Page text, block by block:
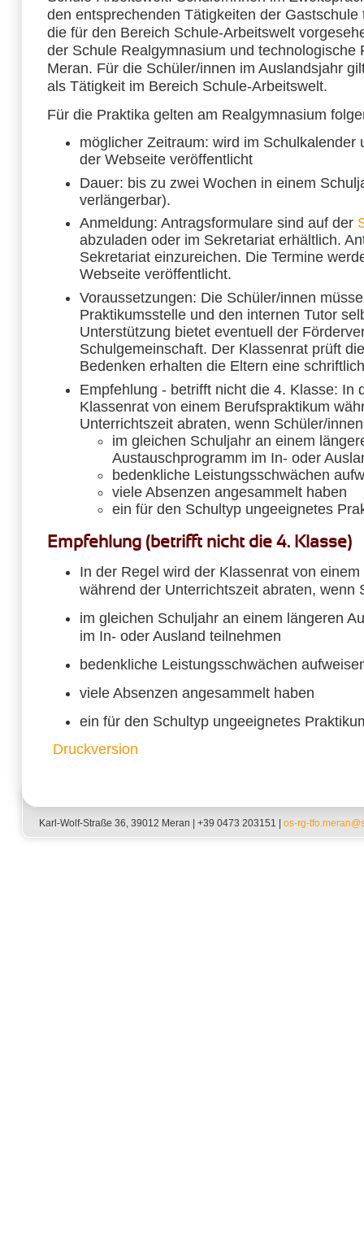
den entsprechenden Tätigkeiten der Gastschule
die für den Bereich Schule-Arbeitswelt
der Schule Realgymnasium und technologische
Meran. Für die Schüler/innen im Auslandsjahr
als Tätigkeit im Bereich Schule-Arbeitswelt.
Für die Praktika gelten am Realgymnasium
möglicher Zeitraum: wird im Schulkalender
der Webseite veröffentlicht
Dauer: bis zu zwei Wochen in einem
verlängerbar).
Anmeldung: Antragsformulare sind auf der
abzuladen oder im Sekretariat erhältlich.
Sekretariat einzureichen. Die Termine
Webseite veröffentlicht.
Voraussetzungen: Die Schüler/innen
Praktikumsstelle und den internen Tutor
Unterstützung bietet eventuell der
Schulgemeinschaft. Der Klassenrat prüft
Bedenken erhalten die Eltern eine
Empfehlung - betrifft nicht die 4. Klasse: In
Klassenrat von einem Berufspraktikum
Unterrichtszeit abraten, wenn Schüler/
im gleichen Schuljahr an einem
Austauschprogramm im In- oder
bedenkliche Leistungsschwächen
viele Absenzen angesammelt haben
ein für den Schultyp ungeeignetes
Empfehlung (betrifft nicht die 4. Klasse)
In der Regel wird der Klassenrat von
während der Unterrichtszeit abraten, wenn
im gleichen Schuljahr an einem längeren
im In- oder Ausland teilnehmen
bedenkliche Leistungsschwächen
viele Absenzen angesammelt haben
ein für den Schultyp ungeeignetes
Druckversion
Karl-Wolf-Straße 36, 39012 Meran | +39 0473 203151 | os-rg-